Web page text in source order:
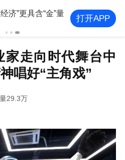
济”更具含“金”量
打开APP
家走向时代舞台中
唱好“主角戏”
29.3万